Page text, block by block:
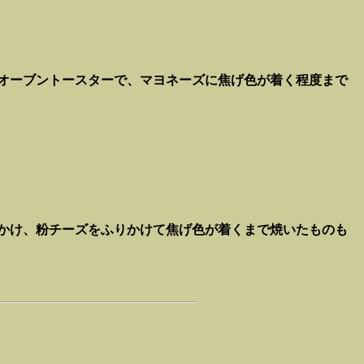
ブントースターで、マヨネーズに焦げ色が着く程度まで
、粉チーズをふりかけて焦げ色が着くまで焼いたものも